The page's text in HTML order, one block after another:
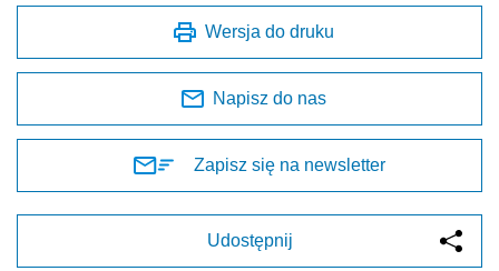
Wersja do druku
Napisz do nas
Zapisz się na newsletter
Udostępnij